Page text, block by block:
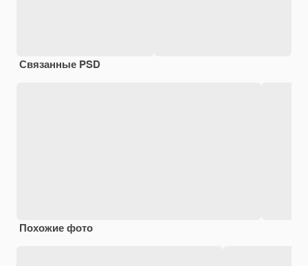
Связанные PSD
Похожие фото